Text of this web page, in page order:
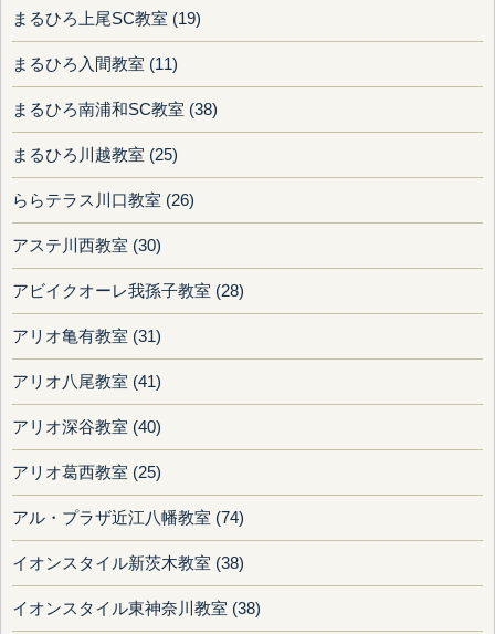
まるひろ上尾SC教室 (19)
まるひろ入間教室 (11)
まるひろ南浦和SC教室 (38)
まるひろ川越教室 (25)
ららテラス川口教室 (26)
アステ川西教室 (30)
アビイクオーレ我孫子教室 (28)
アリオ亀有教室 (31)
アリオ八尾教室 (41)
アリオ深谷教室 (40)
アリオ葛西教室 (25)
アル・プラザ近江八幡教室 (74)
イオンスタイル新茨木教室 (38)
イオンスタイル東神奈川教室 (38)